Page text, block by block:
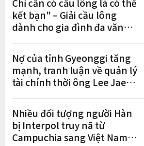
kết bạn" – Giải cầu lông
dành cho gia đình đa văn
Nợ của tỉnh Gyeonggi tăng
mạnh, tranh luận về quản lý
tài chính thời ông Lee Jae-
Nhiều đối tượng người Hàn
bị Interpol truy nã từ
Campuchia sang Việt Nam